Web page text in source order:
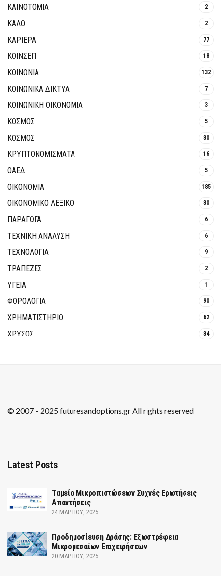
ΚΑΙΝΟΤΟΜΊΑ 2
ΚΑΛΟ 2
ΚΑΡΙΕΡΑ 77
ΚΟΙΝΣΕΠ 18
ΚΟΙΝΩΝΙΑ 132
ΚΟΙΝΩΝΙΚΆ ΔΊΚΤΥΑ 7
ΚΟΙΝΩΝΙΚΉ ΟΙΚΟΝΟΜΊΑ 3
ΚΟΣΜΟΣ 5
ΚΟΣΜΟΣ 30
ΚΡΥΠΤΟΝΟΜΊΣΜΑΤΑ 16
ΟΑΕΔ 5
ΟΙΚΟΝΟΜΙΑ 185
ΟΙΚΟΝΟΜΙΚΟ ΛΕΞΙΚΟ 30
ΠΑΡΑΓΩΓΑ 6
ΤΕΧΝΙΚΗ ΑΝΑΛΥΣΗ 6
ΤΕΧΝΟΛΟΓΙΑ 9
ΤΡΆΠΕΖΕΣ 2
ΥΓΕΙΑ 1
ΦΟΡΟΛΟΓΙΑ 90
ΧΡΗΜΑΤΙΣΤΗΡΙΟ 62
ΧΡΥΣΟΣ 34
© 2007 – 2025 futuresandoptions.gr All rights reserved
Latest Posts
Ταμείο Μικροπιστώσεων Συχνές Ερωτήσεις
Απαντήσεις
24 ΜΑΡΤΊΟΥ, 2025
Προδημοσίευση Δράσης: Εξωστρέφεια
Μικρομεσαίων Επιχειρήσεων
20 ΜΑΡΤΊΟΥ, 2025